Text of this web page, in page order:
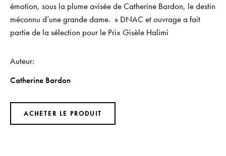
émotion, sous la plume avisée de Catherine Bardon, le destin
méconnu d’une grande dame. » DNAC et ouvrage a fait
partie de la sélection pour le Prix Gisèle Halimi
Auteur
Catherine Bardon
ACHETER LE PRODUIT